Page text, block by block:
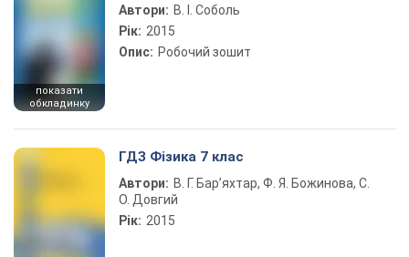
показати
обкладинку
Автори: В. І. Соболь
Рік: 2015
Опис: Робочий зошит
ГДЗ Фізика 7 клас
Автори: В. Г. Бар’яхтар, Ф. Я. Божинова, С.
О. Довгий
Рік: 2015